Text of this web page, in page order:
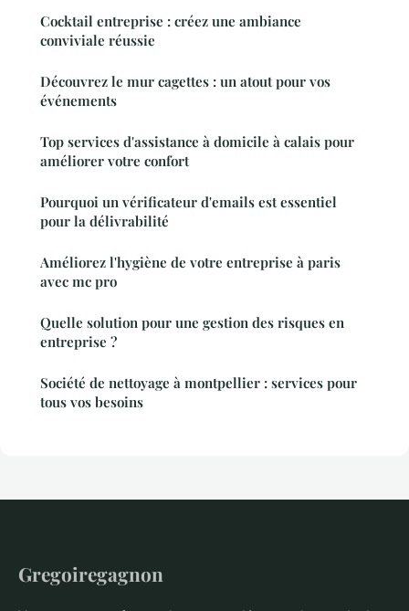
Cocktail entreprise : créez une ambiance
conviviale réussie
Découvrez le mur cagettes : un atout pour vos
événements
Top services d'assistance à domicile à calais pour
améliorer votre confort
Pourquoi un vérificateur d'emails est essentiel
pour la délivrabilité
Améliorez l'hygiène de votre entreprise à paris
avec mc pro
Quelle solution pour une gestion des risques en
entreprise ?
Société de nettoyage à montpellier : services pour
tous vos besoins
Gregoiregagnon